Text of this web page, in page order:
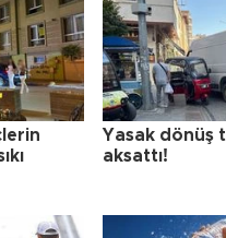
Yasak dönüş
aksattı!